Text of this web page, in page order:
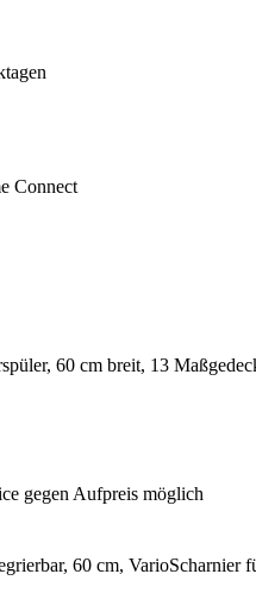
Connect
60 cm breit, 13
gegen Aufpreis möglich
60 cm, VarioScharnier